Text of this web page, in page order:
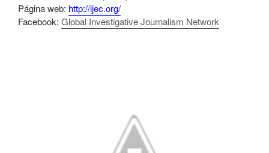
Página web: http://ijec.org/
Facebook: Global Investigative Journalism Network